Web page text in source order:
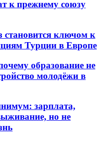
к прежнему союзу
становится ключом к
Турции в Европе
образование не
молодёжи в
зарплата,
но не